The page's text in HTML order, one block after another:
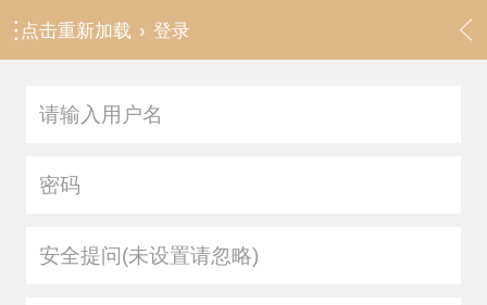
点击重新加载 › 登录
安全提问(未设置请忽略)